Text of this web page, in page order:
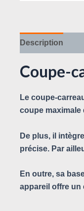
Description
Coupe-
Le coupe-
coupe maximale
De plus, il
précise. Par
En outre, sa
appareil offre un